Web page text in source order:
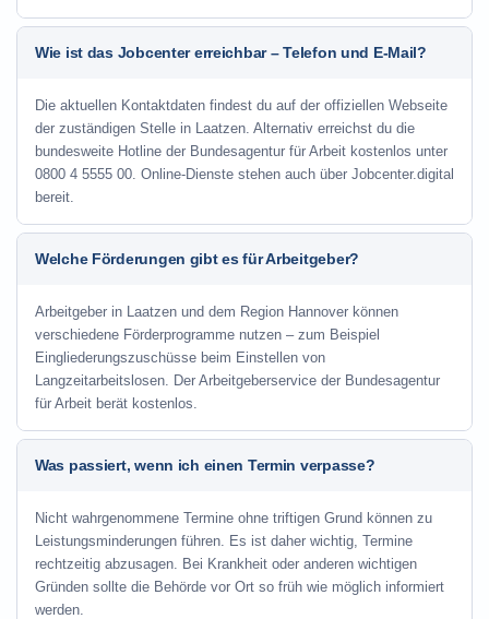
Wie ist das Jobcenter erreichbar – Telefon und E-Mail?
Die aktuellen Kontaktdaten findest du auf der offiziellen Webseite
der zuständigen Stelle in Laatzen. Alternativ erreichst du die
bundesweite Hotline der Bundesagentur für Arbeit kostenlos unter
0800 4 5555 00. Online-Dienste stehen auch über Jobcenter.digital
bereit.
Welche Förderungen gibt es für Arbeitgeber?
Arbeitgeber in Laatzen und dem Region Hannover können
verschiedene Förderprogramme nutzen – zum Beispiel
Eingliederungszuschüsse beim Einstellen von
Langzeitarbeitslosen. Der Arbeitgeberservice der Bundesagentur
für Arbeit berät kostenlos.
Was passiert, wenn ich einen Termin verpasse?
Nicht wahrgenommene Termine ohne triftigen Grund können zu
Leistungsminderungen führen. Es ist daher wichtig, Termine
rechtzeitig abzusagen. Bei Krankheit oder anderen wichtigen
Gründen sollte die Behörde vor Ort so früh wie möglich informiert
werden.